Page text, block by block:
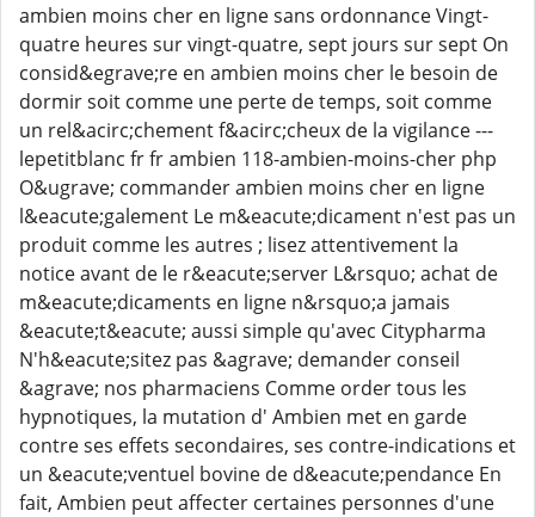
ambien moins cher en ligne sans ordonnance Vingt-
quatre heures sur vingt-quatre, sept jours sur sept On
consid&egrave;re en ambien moins cher le besoin de
dormir soit comme une perte de temps, soit comme
un rel&acirc;chement f&acirc;cheux de la vigilance ---
lepetitblanc fr fr ambien 118-ambien-moins-cher php
O&ugrave; commander ambien moins cher en ligne
l&eacute;galement Le m&eacute;dicament n'est pas un
produit comme les autres ; lisez attentivement la
notice avant de le r&eacute;server L&rsquo; achat de
m&eacute;dicaments en ligne n&rsquo;a jamais
&eacute;t&eacute; aussi simple qu'avec Citypharma
N'h&eacute;sitez pas &agrave; demander conseil
&agrave; nos pharmaciens Comme order tous les
hypnotiques, la mutation d' Ambien met en garde
contre ses effets secondaires, ses contre-indications et
un &eacute;ventuel bovine de d&eacute;pendance En
fait, Ambien peut affecter certaines personnes d'une